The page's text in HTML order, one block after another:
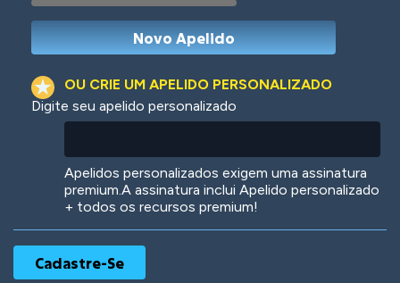
Woof Jungle Cats
OU CRIE UM APELIDO PERSONALIZADO
Digite seu apelido personalizado
Apelidos personalizados exigem uma assinatura
premium.A assinatura inclui Apelido personalizado
+ todos os recursos premium!